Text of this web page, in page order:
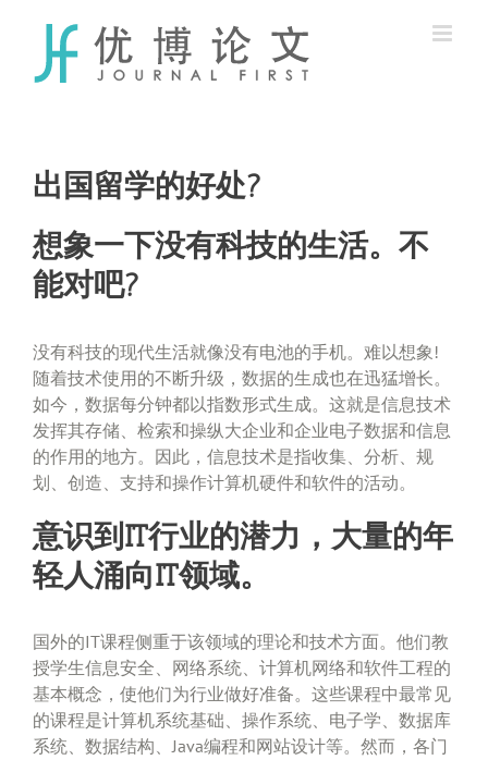
content
出国留学的好处?
想象一下没有科技的生活。不
能对吧?
没有科技的现代生活就像没有电池的手机。难以想象!
随着技术使用的不断升级，数据的生成也在迅猛增长。
如今，数据每分钟都以指数形式生成。这就是信息技术
发挥其存储、检索和操纵大企业和企业电子数据和信息
的作用的地方。因此，信息技术是指收集、分析、规
划、创造、支持和操作计算机硬件和软件的活动。
意识到IT行业的潜力，大量的年
轻人涌向IT领域。
国外的IT课程侧重于该领域的理论和技术方面。他们教
授学生信息安全、网络系统、计算机网络和软件工程的
基本概念，使他们为行业做好准备。这些课程中最常见
的课程是计算机系统基础、操作系统、电子学、数据库
系统、数据结构、Java编程和网站设计等。然而，各门